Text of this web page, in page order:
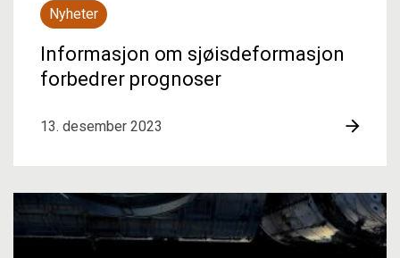
Nyheter
Informasjon om sjøisdeformasjon
forbedrer prognoser
13. desember 2023